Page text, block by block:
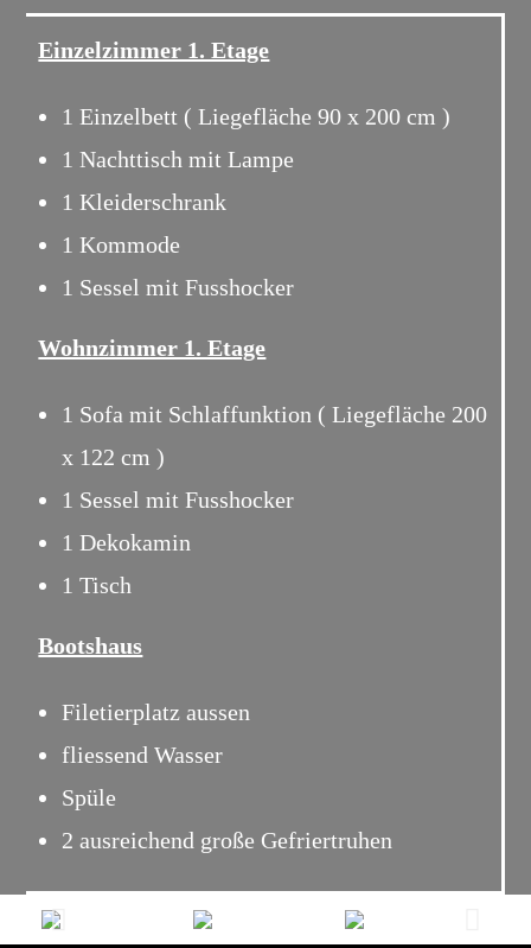
Einzelzimmer 1. Etage
1 Einzelbett ( Liegefläche 90 x 200 cm )
1 Nachttisch mit Lampe
1 Kleiderschrank
1 Kommode
1 Sessel mit Fusshocker
Wohnzimmer 1. Etage
1 Sofa mit Schlaffunktion ( Liegefläche 200
x 122 cm )
1 Sessel mit Fusshocker
1 Dekokamin
1 Tisch
Bootshaus
Filetierplatz aussen
fliessend Wasser
Spüle
2 ausreichend große Gefriertruhen